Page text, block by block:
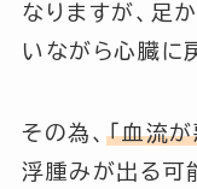
なりますが、足
いながら心臓に
その為、「血流
浮腫みが出る可